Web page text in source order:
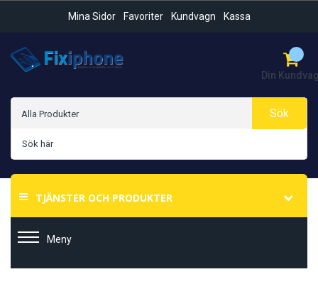
Mina Sidor Favoriter Kundvagn Kassa
Din
Sök
TJÄNSTER OCH PRODUKTER
Meny